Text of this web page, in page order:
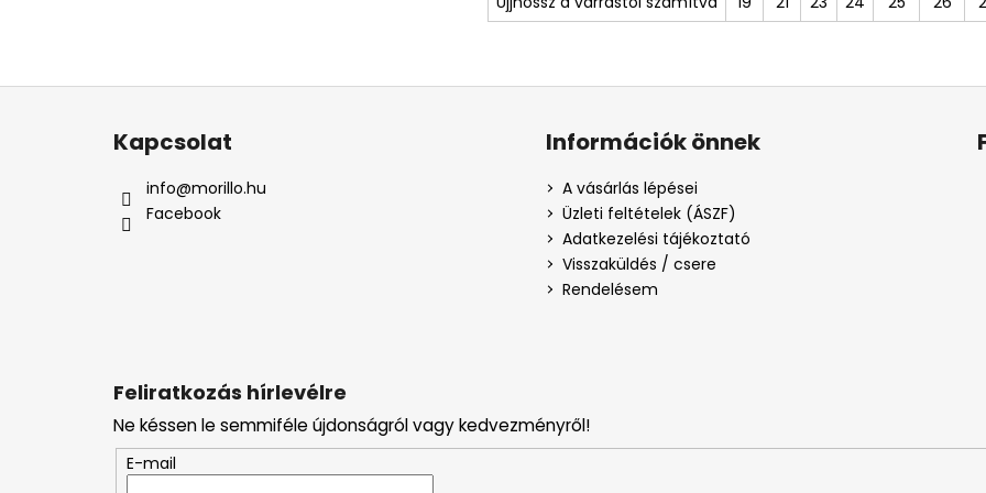
L
Feliratkozás hírlevélre
Ne késsen le semmiféle újdonságról vagy kedvezményről!
E-mail
Kapcsolat
info@morillo.hu
Facebook
Információk önnek
A vásárlás lépései
Üzleti feltételek (ÁSZF)
Adatkezelési tájékoztató
Visszaküldés / csere
Rendelésem